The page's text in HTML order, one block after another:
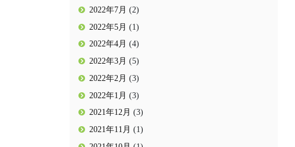
2022年7月 (2)
2022年5月 (1)
2022年4月 (4)
2022年3月 (5)
2022年2月 (3)
2022年1月 (3)
2021年12月 (3)
2021年11月 (1)